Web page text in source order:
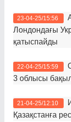
23-04-25/15:56
Лондондағы
қатыспайды
22-04-25/15:59
3 облысы
21-04-25/12:10
Қазақстанға